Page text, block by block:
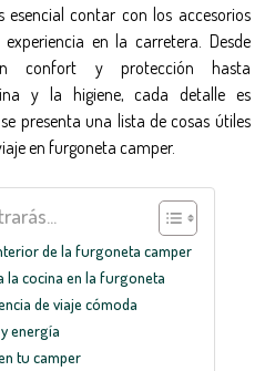
esencial contar con los accesorios
en la carretera. Desde
confort y protección hasta
y la higiene, cada detalle es
presenta una lista de cosas útiles
en furgoneta camper.
de la furgoneta camper
la cocina en la furgoneta
de viaje cómoda
energía
tu camper